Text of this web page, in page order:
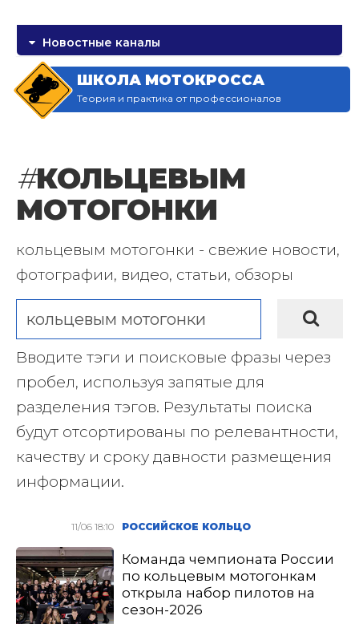
Новостные каналы
ШКОЛА МОТОКРОССА
Теория и практика от профессионалов
#КОЛЬЦЕВЫМ
МОТОГОНКИ
кольцевым мотогонки - свежие новости,
фотографии, видео, статьи, обзоры
Вводите тэги и поисковые фразы через
пробел, используя запятые для
разделения тэгов. Результаты поиска
будут отсортированы по релевантности,
качеству и сроку давности размещения
информации.
11/06 18:10 РОССИЙСКОЕ КОЛЬЦО
Команда чемпионата России
по кольцевым мотогонкам
открыла набор пилотов на
сезон-2026